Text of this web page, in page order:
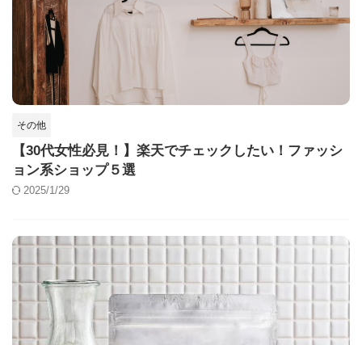
その他
【30代女性必見！】楽天でチェックしたい！ファッシ
ョン系ショップ５選
2025/1/29